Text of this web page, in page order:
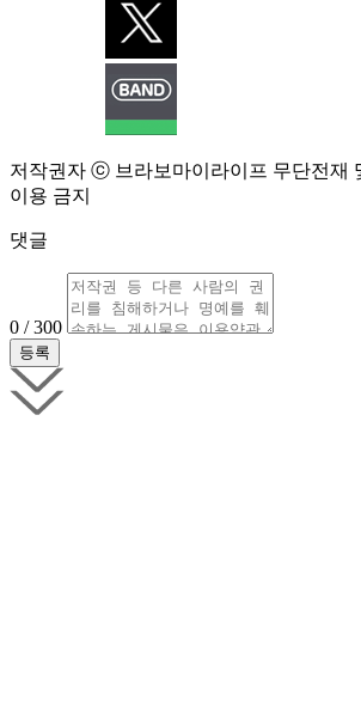
저작권자 ⓒ 브라보마이라이프 무단전재
이용 금지
댓글
0 / 300